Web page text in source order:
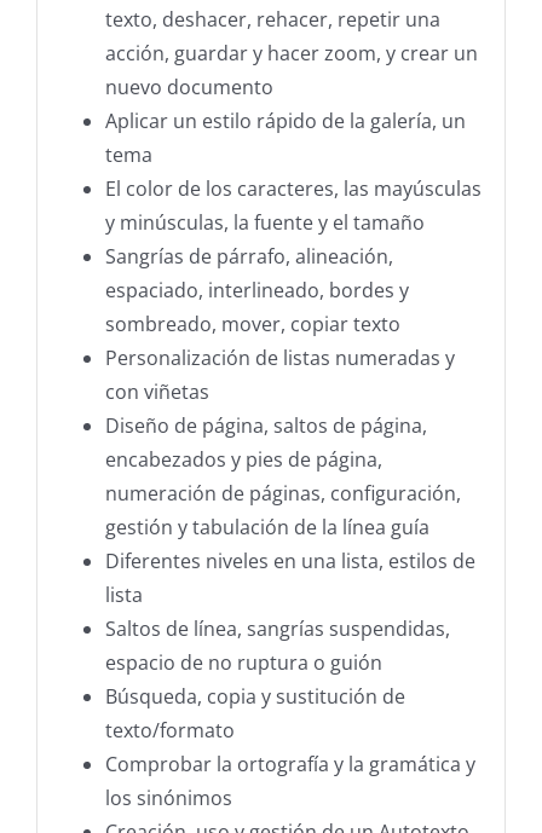
texto, deshacer, rehacer, repetir una
acción, guardar y hacer zoom, y crear un
nuevo documento
Aplicar un estilo rápido de la galería, un
tema
El color de los caracteres, las mayúsculas
y minúsculas, la fuente y el tamaño
Sangrías de párrafo, alineación,
espaciado, interlineado, bordes y
sombreado, mover, copiar texto
Personalización de listas numeradas y
con viñetas
Diseño de página, saltos de página,
encabezados y pies de página,
numeración de páginas, configuración,
gestión y tabulación de la línea guía
Diferentes niveles en una lista, estilos de
lista
Saltos de línea, sangrías suspendidas,
espacio de no ruptura o guión
Búsqueda, copia y sustitución de
texto/formato
Comprobar la ortografía y la gramática y
los sinónimos